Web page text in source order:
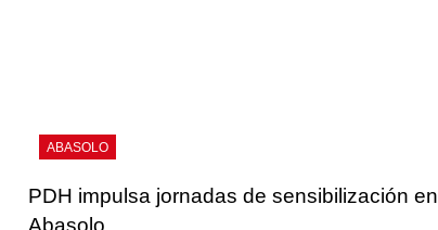
ABASOLO
PDH impulsa jornadas de sensibilización en
Abasolo